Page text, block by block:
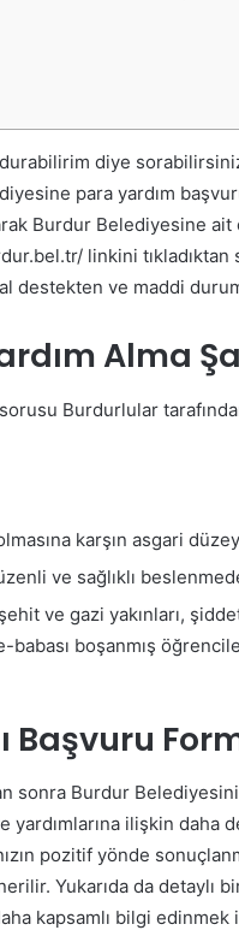
diye
para yardım
Burdur Belediyesine
linkini tıkladıktan
destekten ve maddi
Alma
sorusu Burdurlular
karşın asgari
ve sağlıklı
ve gazi yakınları,
boşanmış
Başvuru
sonra Burdur
yardımlarına ilişkin
pozitif yönde
Yukarıda da detaylı
kapsamlı bilgi